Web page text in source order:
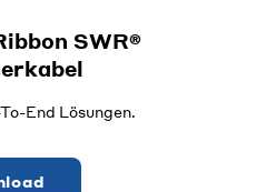
SWR®
End Lösungen.